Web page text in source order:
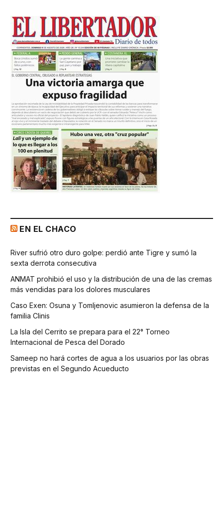
EN EL CHACO
River sufrió otro duro golpe: perdió ante Tigre y sumó la
sexta derrota consecutiva
ANMAT prohibió el uso y la distribución de una de las cremas
más vendidas para los dolores musculares
Caso Exen: Osuna y Tomljenovic asumieron la defensa de la
familia Clinis
La Isla del Cerrito se prepara para el 22° Torneo
Internacional de Pesca del Dorado
Sameep no hará cortes de agua a los usuarios por las obras
previstas en el Segundo Acueducto